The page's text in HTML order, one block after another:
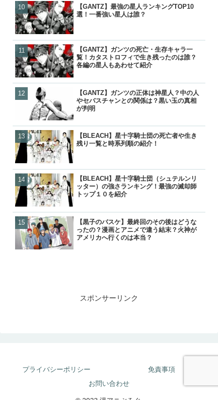
【GANTZ】最強の星人ランキングTOP10
選！一番強い星人は誰？
【GANTZ】ガンツの死亡・生存キャラ一
覧！カタストロフィで生き残ったのは誰？
各編の星人もあわせて紹介
【GANTZ】ガンツの正体は神星人？中の人
やセバスチャンとの関係は？黒い玉の真相
が判明
【BLEACH】星十字騎士団の死亡者や生き
残り一覧と時系列順の紹介！
【BLEACH】星十字騎士団（シュテルンリ
ッター）の強さランキング！最強の滅却師
トップ１０を紹介
【黒子のバスケ】最終回のその後はどうな
ったの？漫画とアニメで違う結末？火神が
アメリカへ行くのは本当？
【GANTZ】ガンツの死亡・
覧！カタストロフィで生き
【GANTZ】最強キャララン
選！一番強いキャラは玄野
人物？
【GANTZ】ガンツの正体は
やセバスチャンとの関係は
【GANTZ】吸血鬼（ヴァン
は？最後はどうなったの？
【BLEACH】星十字騎士団
残り一覧と時系列順の紹介
【BLEACH】星十字騎士団
ッター）の強さランキング
トップ１０を紹介
【GANTZ】最強キャララン
選！一番強いキャラは玄野
【GANTZ】ガンツの死亡・
覧！カタストロフィで生き
各編の星人もあわせて紹介
【ぬらりひょんの孫】リク
ら）って結婚したの？キス
【炎炎ノ消防隊】森羅の母
（マリクサカベ）の正体は
【BLEACH】星十字騎士団
残り一覧と時系列順の紹介
【GANTZ】ガンツの正体は
やセバスチャンとの関係は
が判明
【BLEACH】零番隊は死亡
後が小説で判明！
【ワンピース】ローが敗北
げの詳細と敗走について
【鬼滅の刃】炭治郎や生存
の後は？何をしてるの？
【NARUTO】尾獣の能力・
後・死亡を一覧で紹介！
【GANTZ】ガンツの死亡・
覧！カタストロフィで生き
【GANTZ】レイカの最後と
クローンとはどうなったの
スポンサーリンク
プライバシーポリシー
免責事項
お問い合わせ